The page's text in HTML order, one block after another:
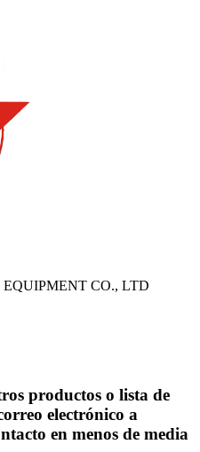
EQUIPMENT CO., LTD
productos o lista de
electrónico a
en menos de media